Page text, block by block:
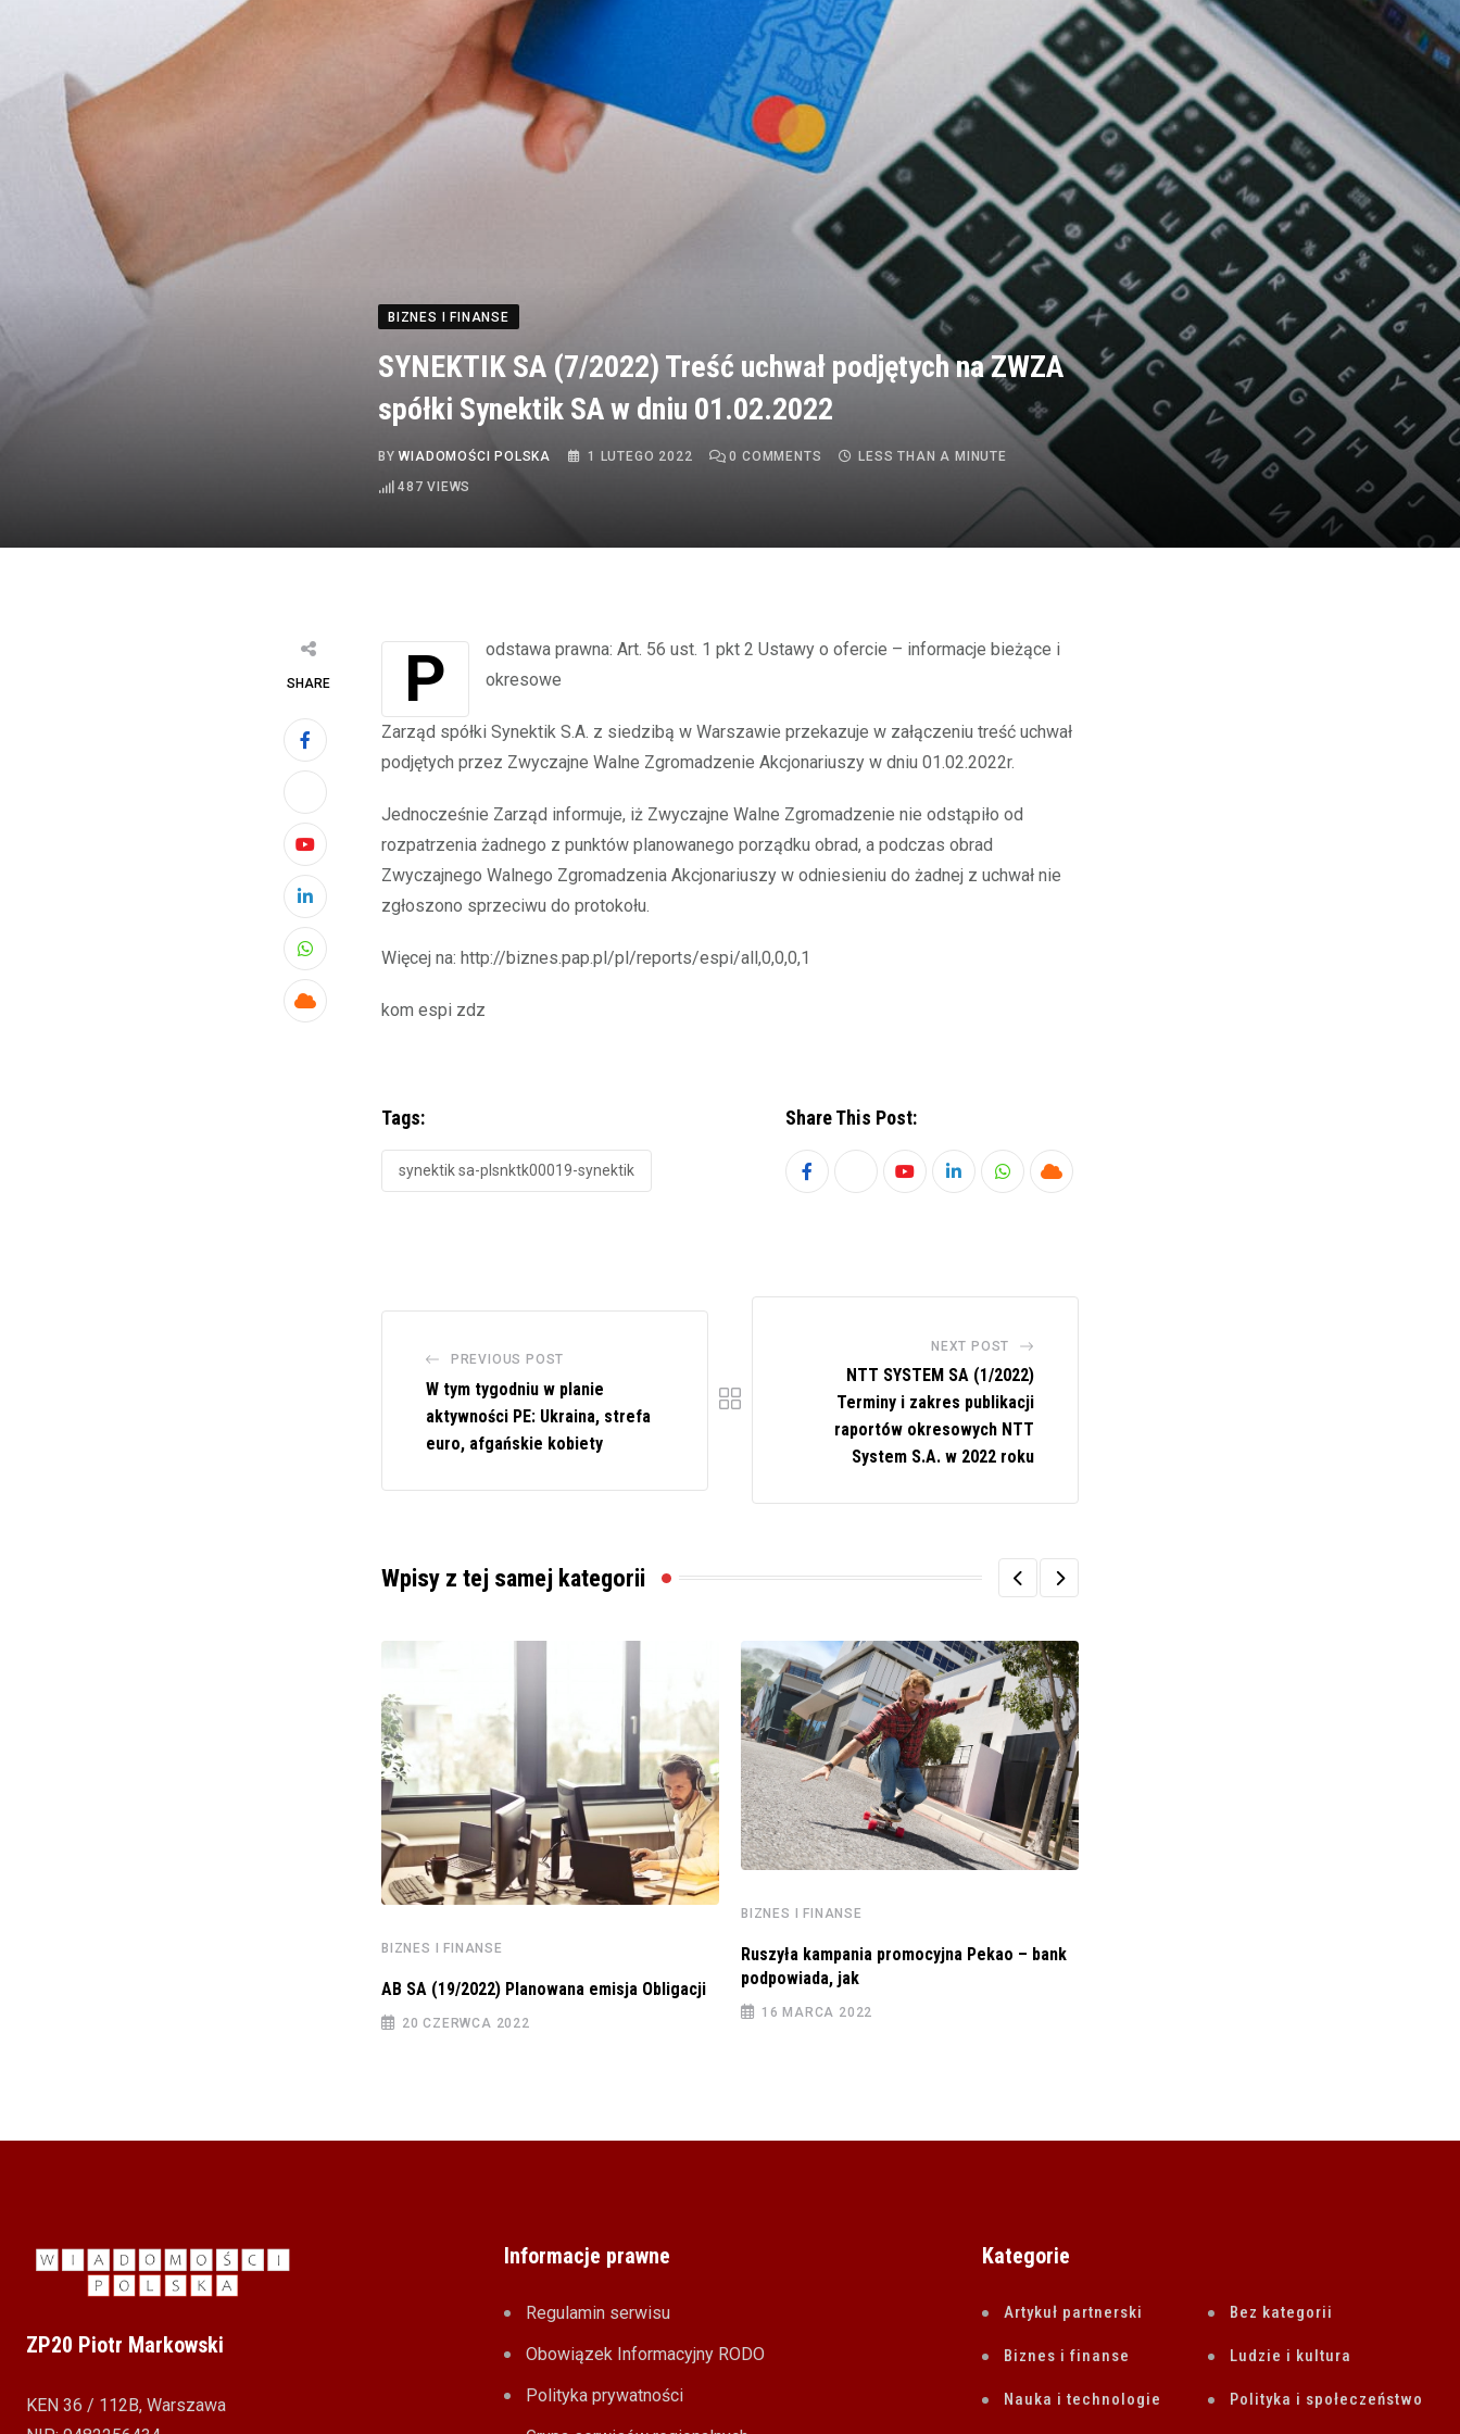
BIZNES I FINANSE
SYNEKTIK SA (7/2022) Treść uchwał podjętych na ZWZA
spółki Synektik SA w dniu 01.02.2022
BYWIADOMOŚCI POLSKA 1 LUTEGO 2022 0 COMMENTS
LESS THAN A MINUTE
487 VIEWS
SHARE
Youtube
LinkedIn
Whatsapp
Cloud
Podstawa prawna: Art. 56 ust. 1 pkt 2 Ustawy o ofercie – informacje bieżące i okresowe
Zarząd spółki Synektik S.A. z siedzibą w Warszawie przekazuje w załączeniu treść uchwał
podjętych przez Zwyczajne Walne Zgromadzenie Akcjonariuszy w dniu 01.02.2022r.
Jednocześnie Zarząd informuje, iż Zwyczajne Walne Zgromadzenie nie odstąpiło od
rozpatrzenia żadnego z punktów planowanego porządku obrad, a podczas obrad
Zwyczajnego Walnego Zgromadzenia Akcjonariuszy w odniesieniu do żadnej z uchwał nie
zgłoszono sprzeciwu do protokołu.
Więcej na: http://biznes.pap.pl/pl/reports/espi/all,0,0,0,1
kom espi zdz
Tags:
synektik sa-plsnktk00019-synektik
Share This Post:
YoutubeLinkedInWhatsapp
Cloud
PREVIOUS POST
W tym tygodniu w planie
aktywności PE: Ukraina, strefa
euro, afgańskie kobiety
NEXT POST
NTT SYSTEM SA (1/2022)
Terminy i zakres publikacji
raportów okresowych NTT
System S.A. w 2022 roku
Wpisy z tej samej kategorii
BIZNES I FINANSE
AB SA (19/2022) Planowana emisja Obligacji
20 CZERWCA 2022
BIZNES I FINANSE
Ruszyła kampania promocyjna Pekao – bank
podpowiada, jak
16 MARCA 2022
ZP20 Piotr Markowski
KEN 36 / 112B, Warszawa
Informacje prawne
Regulamin serwisu
Obowiązek Informacyjny RODO
Polityka prywatności
Kategorie
Artykuł partnerski Bez kategorii
Biznes i finanse Ludzie i kultura
Nauka i technologie Polityka i społeczeństwo